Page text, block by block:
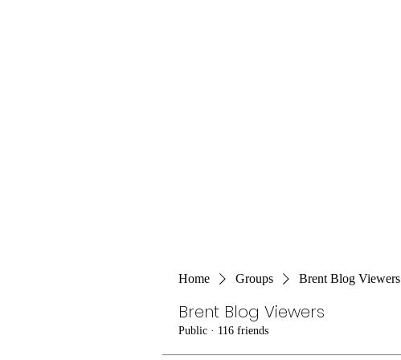
Home Groups Brent Blog Viewers
Brent Blog Viewers
Public · 116 friends